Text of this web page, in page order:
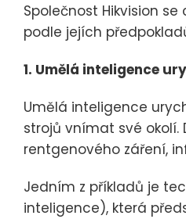
Společnost Hikvision
podle jejích
1. Umělá inteligence
Umělá inteligence
strojů vnímat své
rentgenového záření,
Jedním z příkladů je
inteligence), která